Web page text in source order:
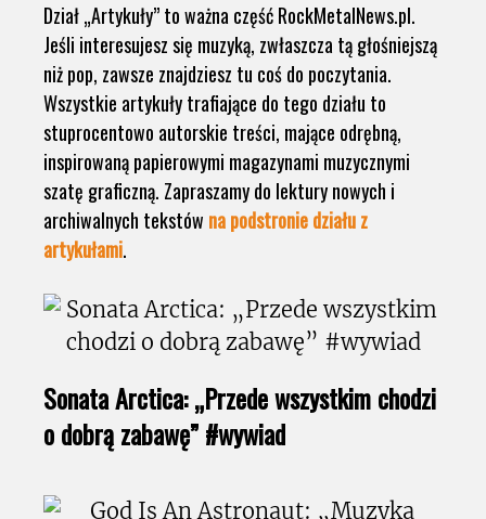
Dział „Artykuły” to ważna część RockMetalNews.pl.
Jeśli interesujesz się muzyką, zwłaszcza tą głośniejszą
niż pop, zawsze znajdziesz tu coś do poczytania.
Wszystkie artykuły trafiające do tego działu to
stuprocentowo autorskie treści, mające odrębną,
inspirowaną papierowymi magazynami muzycznymi
szatę graficzną. Zapraszamy do lektury nowych i
archiwalnych tekstów na podstronie działu z
artykułami.
Sonata Arctica: „Przede wszystkim chodzi
o dobrą zabawę” #wywiad